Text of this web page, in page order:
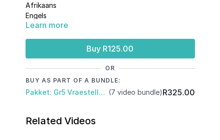
Afrikaans
Engels
Wiskunde
Learn more
Buy R125.00
OR
BUY AS PART OF A BUNDLE:
Pakket: Gr5 Vraestelle: Kwartaal 1 & 2 & Junie Eksamen (7 video bundle)R325.00
Related Videos